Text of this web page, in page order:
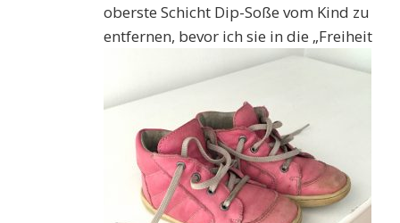
oberste Schicht Dip-Soße vom Kind zu
entfernen, bevor ich sie in die „Freiheit